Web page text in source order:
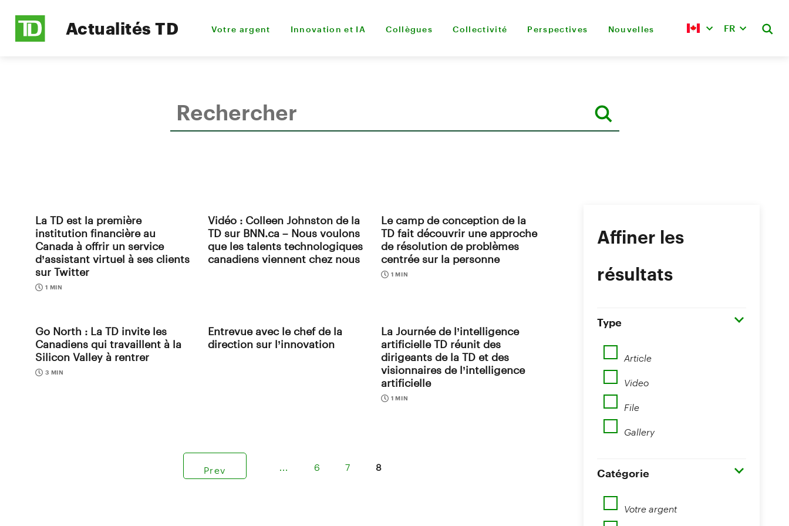
Actualités TD Votre argent Innovation et IA Collègues Collectivité Perspectives Nouvelles FR
La TD est la première
institution financière au
Canada à offrir un service
d’assistant virtuel à ses clients
sur Twitter
1 MIN
Vidéo : Colleen Johnston de la
TD sur BNN.ca – Nous voulons
que les talents technologiques
canadiens viennent chez nous
Le camp de conception de la
TD fait découvrir une approche
de résolution de problèmes
centrée sur la personne
1 MIN
Go North : La TD invite les
Canadiens qui travaillent à la
Silicon Valley à rentrer
3 MIN
Entrevue avec le chef de la
direction sur l’innovation
La Journée de l’intelligence
artificielle TD réunit des
dirigeants de la TD et des
visionnaires de l’intelligence
artificielle
1 MIN
Prev 6 7 8
Affiner les
résultats
Type
Article
Video
File
Gallery
Catégorie
Votre argent